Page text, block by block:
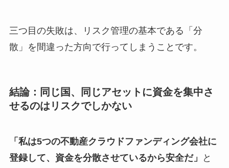
三つ目の失敗は、リスク管理の基本である「分
散」を間違った方向で行ってしまうことです。
結論：同じ国、同じアセットに資金を集中さ
せるのはリスクでしかない
「私は5つの不動産クラウドファンディング会社に
登録して、資金を分散させているから安全だ」
と